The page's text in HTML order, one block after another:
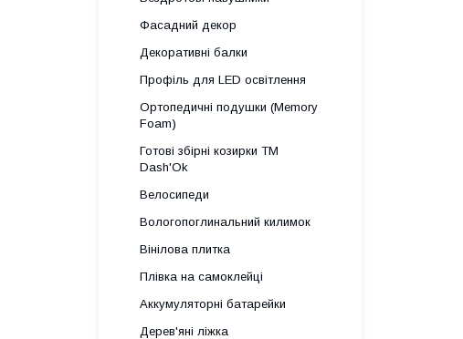
Фасадний декор
Декоративні балки
Профіль для LED освітлення
Ортопедичні подушки (Memory
Foam)
Готові збірні козирки ТМ
Dash'Ok
Велосипеди
Вологопоглинальний килимок
Вінілова плитка
Плівка на самоклейці
Аккумуляторні батарейки
Дерев'яні ліжка